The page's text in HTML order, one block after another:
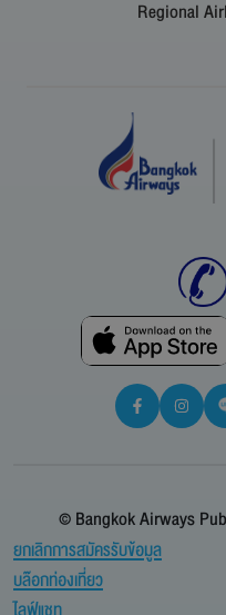
Regional
© Bangkok Airways
ยกเลิกการสมัครรับข้อมูล
บล๊อกท่องเที่ยว